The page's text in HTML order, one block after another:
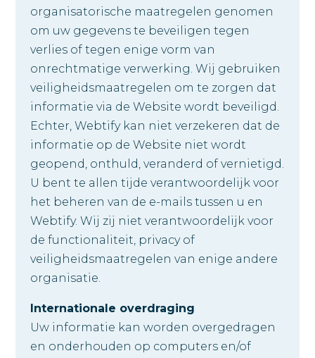
organisatorische maatregelen genomen
om uw gegevens te beveiligen tegen
verlies of tegen enige vorm van
onrechtmatige verwerking. Wij gebruiken
veiligheidsmaatregelen om te zorgen dat
informatie via de Website wordt beveiligd.
Echter, Webtify kan niet verzekeren dat de
informatie op de Website niet wordt
geopend, onthuld, veranderd of vernietigd.
U bent te allen tijde verantwoordelijk voor
het beheren van de e-mails tussen u en
Webtify. Wij zij niet verantwoordelijk voor
de functionaliteit, privacy of
veiligheidsmaatregelen van enige andere
organisatie.
Internationale overdraging
Uw informatie kan worden overgedragen
en onderhouden op computers en/of